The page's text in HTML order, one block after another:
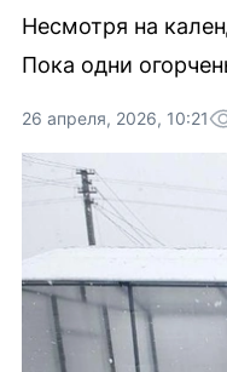
Несмотря на
Пока одни
26 апреля, 2026, 10:21